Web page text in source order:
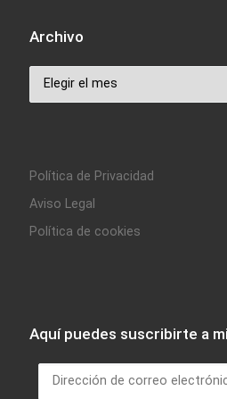
Archivo
Archivo
Política de Privacidad
Aviso Legal
Política de cookies
Aquí puedes suscribirte a
Dirección de correo